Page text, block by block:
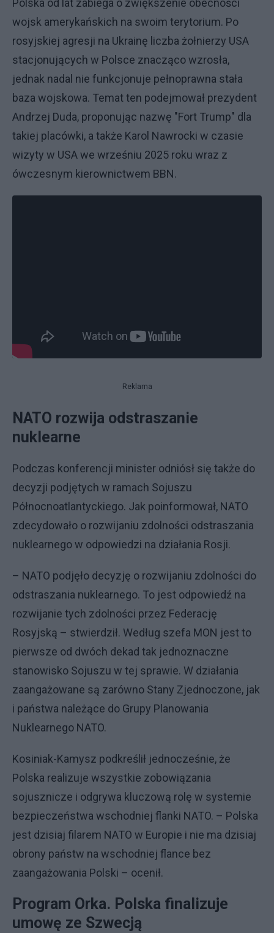
Polska od lat zabiega o zwiększenie obecności
wojsk amerykańskich na swoim terytorium. Po
rosyjskiej agresji na Ukrainę liczba żołnierzy USA
stacjonujących w Polsce znacząco wzrosła,
jednak nadal nie funkcjonuje pełnoprawna stała
baza wojskowa. Temat ten podejmował prezydent
Andrzej Duda, proponując nazwę "Fort Trump" dla
takiej placówki, a także Karol Nawrocki w czasie
wizyty w USA we wrześniu 2025 roku wraz z
ówczesnym kierownictwem BBN.
Reklama
NATO rozwija odstraszanie
nuklearne
Podczas konferencji minister odniósł się także do
decyzji podjętych w ramach Sojuszu
Północnoatlantyckiego. Jak poinformował, NATO
zdecydowało o rozwijaniu zdolności odstraszania
nuklearnego w odpowiedzi na działania Rosji.
– NATO podjęło decyzję o rozwijaniu zdolności do
odstraszania nuklearnego. To jest odpowiedź na
rozwijanie tych zdolności przez Federację
Rosyjską – stwierdził. Według szefa MON jest to
pierwsze od dwóch dekad tak jednoznaczne
stanowisko Sojuszu w tej sprawie. W działania
zaangażowane są zarówno Stany Zjednoczone, jak
i państwa należące do Grupy Planowania
Nuklearnego NATO.
Kosiniak-Kamysz podkreślił jednocześnie, że
Polska realizuje wszystkie zobowiązania
sojusznicze i odgrywa kluczową rolę w systemie
bezpieczeństwa wschodniej flanki NATO. – Polska
jest dzisiaj filarem NATO w Europie i nie ma dzisiaj
obrony państw na wschodniej flance bez
zaangażowania Polski – ocenił.
Program Orka. Polska finalizuje
umowę ze Szwecją